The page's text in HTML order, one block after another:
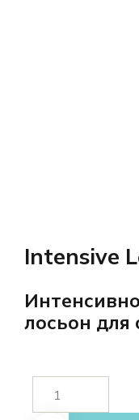
Intensive
лосьон для
Количество
товара